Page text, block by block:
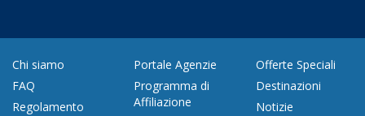
Chi siamo
FAQ
Regolamento
Portale Agenzie
Programma di
Affiliazione
Offerte Speciali
Destinazioni
Notizie